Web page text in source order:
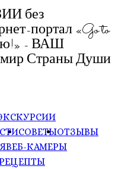
без
портал «Go to
- ВАШ
Страны Души
СОВЕТЫОТЗЫВЫ
ВЕБ-КАМЕРЫ